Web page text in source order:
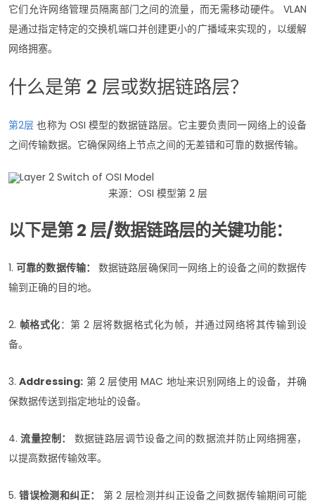
它们允许网络管理员隔离部门之间的流量，而无需移动硬件。 VLAN
是通过指定特定的交换机端口并创建更小的广播域来实现的，以缓解
网络拥塞。
什么是第 2 层或数据链路层？
第2层 也称为 OSI 模型的数据链路层。它主要负责同一网络上的设备
之间传输数据。它确保网络上节点之间的无差错和可靠的数据传输。
来源：OSI 模型第 2 层
以下是第 2 层/数据链路层的关键功能：
1.可靠的数据传输：
数据链路层确保同一网络上的设备之间的数据传
输到正确的目的地。
2. 帧格式化：第 2 层将数据格式化为帧，并通过网络将其传输到设
备。
3.Addressing: 第 2 层使用 MAC 地址来识别网络上的设备，并确
保数据传送到指定地址的设备。
4.流量控制：
数据链路层调节设备之间的数据流并防止网络拥塞，
以提高数据传输效率。
5.错误检测和纠正：
第 2 层检测并纠正设备之间数据传输期间可能